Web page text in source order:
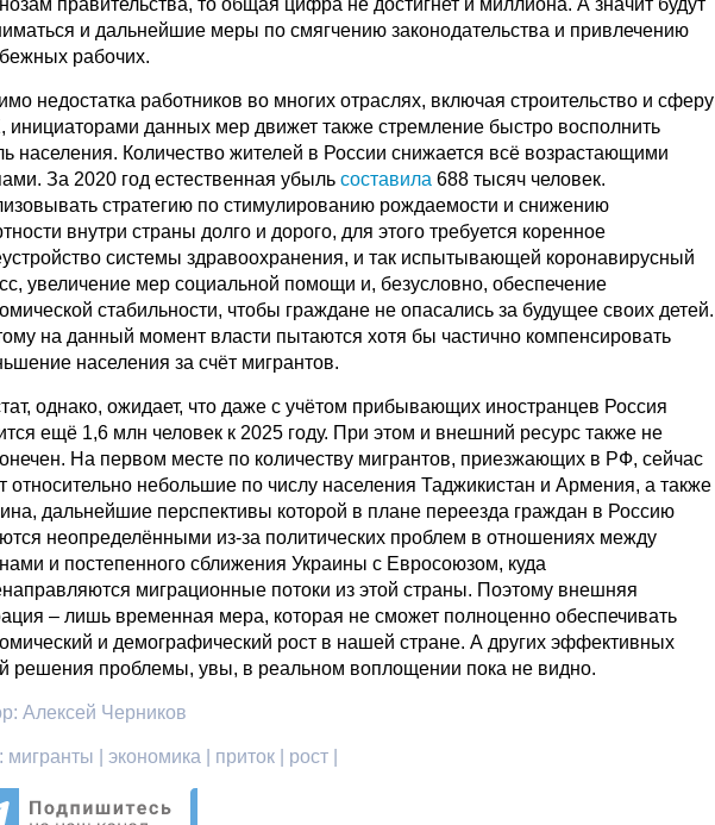
правительства, то общая цифра не достигнет и миллиона. А значит будут
и дальнейшие меры по смягчению законодательства и привлечению
рабочих.
недостатка работников во многих отраслях, включая строительство и сферу
данных мер движет также стремление быстро восполнить
населения. Количество жителей в России снижается всё возрастающими
За 2020 год естественная убыльсоставила 688 тысяч человек.
стратегию по стимулированию рождаемости и снижению
внутри страны долго и дорого, для этого требуется коренное
системы здравоохранения, и так испытывающей коронавирусный
увеличение мер социальной помощи и, безусловно, обеспечение
стабильности, чтобы граждане не опасались за будущее своих детей.
на данный момент власти пытаются хотя бы частично компенсировать
населения за счёт мигрантов.
однако, ожидает, что даже с учётом прибывающих иностранцев Россия
ещё 1,6 млн человек к 2025 году. При этом и внешний ресурс также не
На первом месте по количеству мигрантов, приезжающих в РФ, сейчас
относительно небольшие по числу населения Таджикистан и Армения, а также
дальнейшие перспективы которой в плане переезда граждан в Россию
неопределёнными из-за политических проблем в отношениях между
и постепенного сближения Украины с Евросоюзом, куда
миграционные потоки из этой страны. Поэтому внешняя
– лишь временная мера, которая не сможет полноценно обеспечивать
и демографический рост в нашей стране. А других эффективных
решения проблемы, увы, в реальном воплощении пока не видно.
Алексей Черников
мигранты | экономика | приток | рост |